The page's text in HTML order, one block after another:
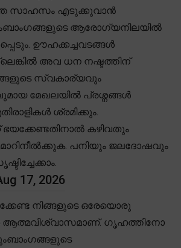
സാഹസം എടുക്കുവാൻ
ആരോഗ്യനിലയിൽ
ഊഹക്കച്ചവടങ്ങൾ
അവ ധന നഷ്ടത്തിന്
സ്വകാര്യവും
മേഖലയിൽ പ്രശ്നങ്ങൾ
ശ്രമിക്കും.
ഭയക്കേണ്ടതിനാൽ കഴിവതും
മാറിനീൽക്കുക. പനിയും ജലദോഷവും
17, 2026
നിങ്ങളുടെ ഒരേയൊരു
ആത്മവിശ്വാസമാണ്. ഗൃഹത്തിനോ